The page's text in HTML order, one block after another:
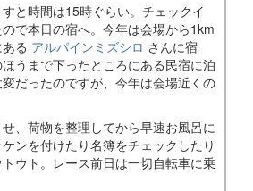
と時間は15時ぐらい。チェックイ
で本日の宿へ。今年は会場から1km
る アルパインミズシロ さんに宿
うまで下ったところにある民宿に泊
だったのですが、今年は会場近くの
、荷物を整理してから早速お風呂に
ンを付けたり名簿をチェックしたり
ウト。レース前日は一切自転車に乗